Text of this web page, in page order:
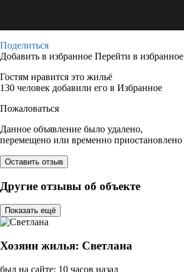
Поделиться
Добавить в избранное Перейти в избранное
Гостям нравится это жильё
130 человек добавили его в Избранное
Пожаловаться
Данное объявление было удалено,
перемещено или временно приостановлено
Оставить отзыв
Другие отзывы об объекте
Показать ещё
Хозяин жилья: Светлана
был на сайте: 10 часов назад